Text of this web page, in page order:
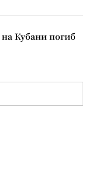
Кубани погиб